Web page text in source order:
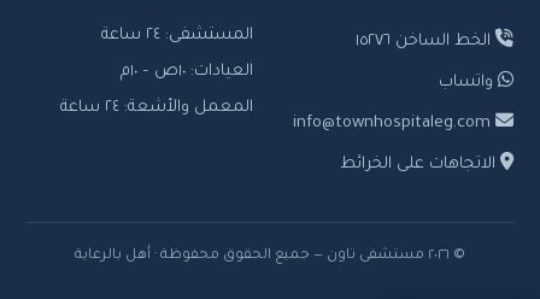
الخط الساخن ١٥٢٧٦
واتساب
الاتجاهات على الخرائط
المستشفى: ٢٤ ساعة
العيادات: ١٠ص – ١٠م
المعمل والأشعة: ٢٤ ساعة
© ٢٠٢٦ مستشفى تاون — جميع الحقوق محفوظة · أهل بالرعاية